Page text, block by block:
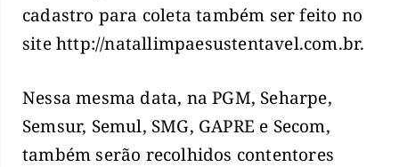
cadastro para coleta também ser feito no
site http://natallimpaesustentavel.com.br.
Nessa mesma data, na PGM, Seharpe,
Semsur, Semul, SMG, GAPRE e Secom,
também serão recolhidos contentores